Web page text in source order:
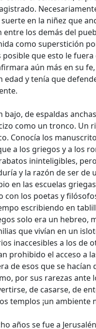
en la niñez que
entre los demás del
como superstición
posible que esto le
aún más en su
edad y tenía que
bajo, de espaldas
como un tronco. Un
Conocía los
a los griegos y a los
ininteligibles,
y la razón de ser de
en las escuelas
con los poetas y
escribiendo en
solo era un hebreo,
que vivían en un
inaccesibles a los de
prohibido el acceso a
de esos que se hacían
por sus rarezas ante
de casarse, de
templos ¡un ambiente
años se fue a